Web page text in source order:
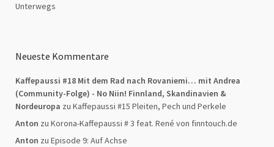
Unterwegs
Neueste Kommentare
Kaffepaussi #18 Mit dem Rad nach Rovaniemi… mit Andrea
(Community-Folge) - No Niin! Finnland, Skandinavien &
Nordeuropa zu Kaffepaussi #15 Pleiten, Pech und Perkele
Anton zu Korona-Kaffepaussi # 3 feat. René von finntouch.de
Anton zu Episode 9: Auf Achse